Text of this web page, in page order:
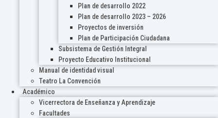
Plan de desarrollo 2022
Plan de desarrollo 2023 – 2026
Proyectos de inversión
Plan de Participación Ciudadana
Subsistema de Gestión Integral
Proyecto Educativo Institucional
Manual de identidad visual
Teatro La Convención
Académico
Vicerrectora de Enseñanza y Aprendizaje
Facultades